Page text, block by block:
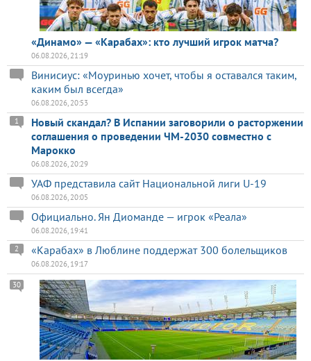
«Динамо» — «Карабах»: кто лучший игрок матча?
06.08.2026, 21:19
Винисиус: «Моуринью хочет, чтобы я оставался таким,
каким был всегда»
06.08.2026, 20:53
Новый скандал? В Испании заговорили о расторжении
соглашения о проведении ЧМ-2030 совместно с
Марокко
1
06.08.2026, 20:29
УАФ представила сайт Национальной лиги U-19
06.08.2026, 20:05
Официально. Ян Диоманде — игрок «Реала»
06.08.2026, 19:41
«Карабах» в Люблине поддержат 300 болельщиков
2
06.08.2026, 19:17
30